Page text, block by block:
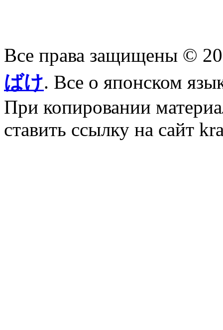
Все права защищены ©
ばけ. Все о японском
При копировании
ставить ссылку на сайт